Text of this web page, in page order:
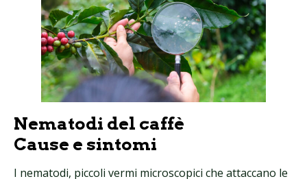
Nematodi del caffè
Cause e sintomi
I nematodi, piccoli vermi microscopici che attaccano le